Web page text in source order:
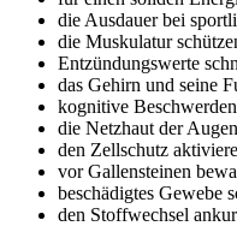
die Ausdauer bei
die Muskulatur
Entzündungswerte
das Gehirn und seine
kognitive
die Netzhaut der
den Zellschutz
vor Gallensteinen
beschädigtes Gewebe
den Stoffwechsel